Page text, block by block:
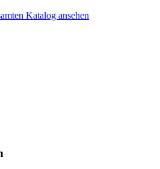
Katalog ansehen